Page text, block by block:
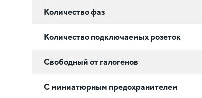
Количество фаз
Количество подключаемых розеток
Свободный от галогенов
С миниатюрным предохранителем